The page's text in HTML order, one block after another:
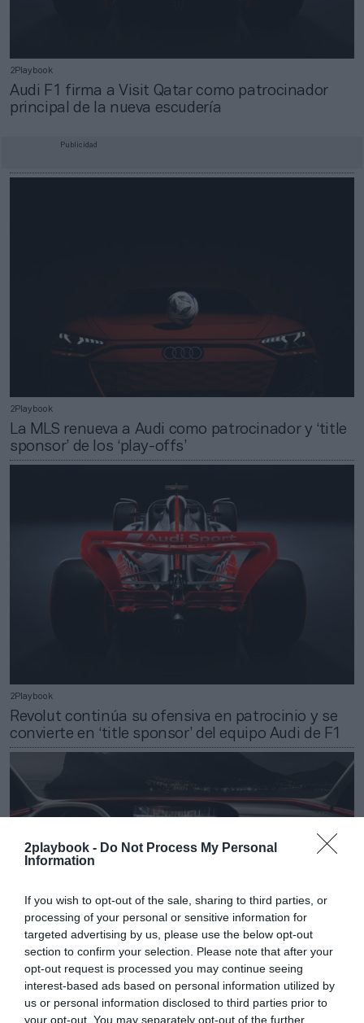
2playbook - Do Not Process My Personal
Information
If you wish to opt-out of the sale, sharing to third parties, or
processing of your personal or sensitive information for
targeted advertising by us, please use the below opt-out
section to confirm your selection. Please note that after your
opt-out request is processed you may continue seeing
interest-based ads based on personal information utilized by
us or personal information disclosed to third parties prior to
your opt-out. You may separately opt-out of the further
2Playbook
Audi F1 firma a Visit Qatar como patrocinador
principal de la nueva escudería
Publicidad
2Playbook
La MLS renueva a Audi como patrocinador y ‘title
sponsor’ de los ‘play-offs’
2Playbook
Revolut continúa su ofensiva en patrocinio y se
convierte en ‘title sponsor’ del equipo Audi de F1
2Playbook
Dazn se alía con Audi para integrar su ‘app’ en la